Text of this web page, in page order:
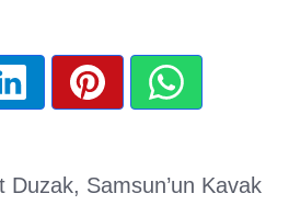
Duzak, Samsun’un Kavak